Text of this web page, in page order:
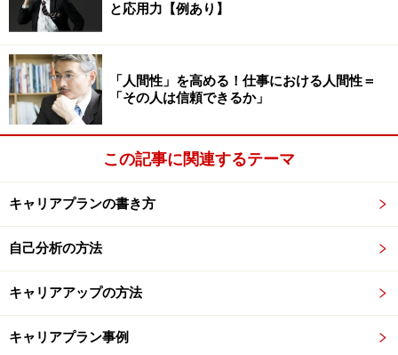
程そのものを、結果とみなすような動き
す。ダンスを踊ることもそうですし、旅なども然りで
す。
※記事内容は執筆時点のものです。最新の内容をご確認くださ
い。
と応用力【例あり】
「人間性」を高める！仕事における人間性＝
「その人は信頼できるか」
この記事に関連するテーマ
キャリアプランの書き方
自己分析の方法
キャリアアップの方法
キャリアプラン事例